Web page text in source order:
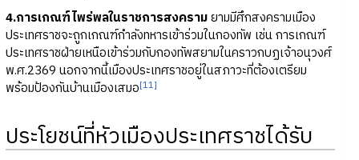
4.การเกณฑ์ไพร่พลในราชการสงครามยามมีศึกสงครามเมือง
ประเทศราชจะถูกเกณฑ์กำลังทหารเข้าร่วมในกองทัพ เช่น การเกณฑ์
ประเทศราชฝ่ายเหนือเข้าร่วมกับกองทัพสยามในคราวกบฏเจ้าอนุวงศ์
พ.ศ.2369 นอกจากนี้เมืองประเทศราชอยู่ในสภาวะที่ต้องเตรียม
พร้อมป้องกันบ้านเมืองเสมอ[11]
ประโยชน์ที่หัวเมืองประเทศราชได้รับ